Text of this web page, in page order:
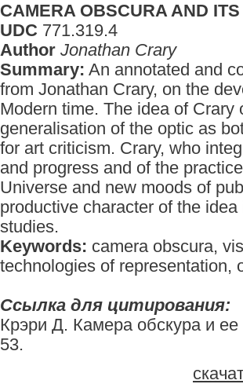
CAMERA OBSCURA AND
UDC 771.319.4
Author Jonathan Crary
Summary: An annotated and
from Jonathan Crary, on the
Modern time. The idea of
generalisation of the optic as
for art criticism. Crary, who
and progress and of the
Universe and new moods of
productive character of the
studies.
Keywords: camera obscura,
technologies of representation,
Ссылка для цитирования:
Крэри Д. Камера обскура и ее
53.